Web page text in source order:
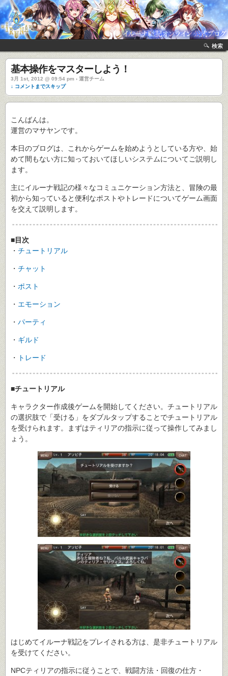
検索
基本操作をマスターしよう！
3月 1st, 2012 @ 09:54 pm › 運営チーム
↓ コメントまでスキップ
こんばんは。
運営のマサヤンです。
本日のブログは、これからゲームを始めようとしている方や、始
めて間もない方に知っておいてほしいシステムについてご説明し
ます。
主にイルーナ戦記の様々なコミュニケーション方法と、冒険の最
初から知っていると便利なポストやトレードについてゲーム画面
を交えて説明します。
■目次
・ チュートリアル
・ チャット
・ ポスト
・ エモーション
・ パーティ
・ ギルド
・ トレード
■チュートリアル
キャラクター作成後ゲームを開始してください。チュートリアル
の選択肢で「受ける」をダブルタップすることでチュートリアル
を受けられます。まずはティリアの指示に従って操作してみまし
ょう。
はじめてイルーナ戦記をプレイされる方は、是非チュートリアル
を受けてください。
NPCティリアの指示に従うことで、戦闘方法・回復の仕方・